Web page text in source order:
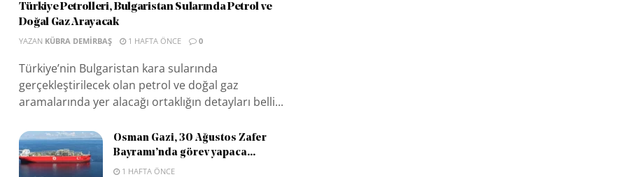
Türkiye Petrolleri, Bulgaristan Sularında Petrol ve
Doğal Gaz Arayacak
YAZAN KÜBRA DEMIRBAŞ 1 HAFTA ÖNCE 0
Türkiye’nin Bulgaristan kara sularında
gerçekleştirilecek olan petrol ve doğal gaz
aramalarında yer alacağı ortaklığın detayları belli...
Osman Gazi, 30 Ağustos Zafer
Bayramı’nda görev yapaca...
1 HAFTA ÖNCE